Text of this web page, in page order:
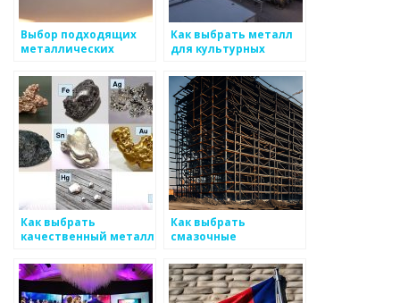
Выбор подходящих
металлических
Как выбрать металл
для культурных
Как выбрать
качественный металл
Как выбрать
смазочные
работы с металлом